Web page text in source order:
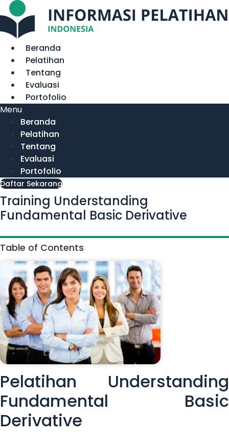
Lewati
ke
konten
Beranda
Pelatihan
Tentang
Evaluasi
Portofolio
Menu
Beranda
Pelatihan
Tentang
Evaluasi
Portofolio
Daftar Sekarang
Training Understanding
Fundamental Basic Derivative
Table of Contents
Pelatihan Understanding
Fundamental Basic
Derivative